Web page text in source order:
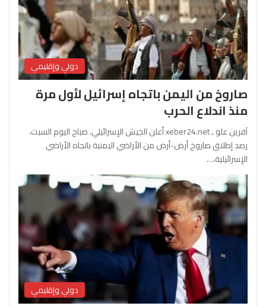
دولي وإقليمي
صاروخ من اليمن باتجاه إسرائيل لأول مرة
منذ اندلاع الحرب
آفرين علو ـ xeber24.net أعلن الجيش الإسرائيلي، صباح اليوم السبت،
رصد إطلاق صاروخ أرض-أرض من الأراضي اليمنية باتجاه الأراضي
الإسرائيلية،…
دولي وإقليمي